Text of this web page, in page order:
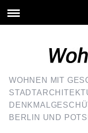
WOHNEN MIT
BERLIN UND